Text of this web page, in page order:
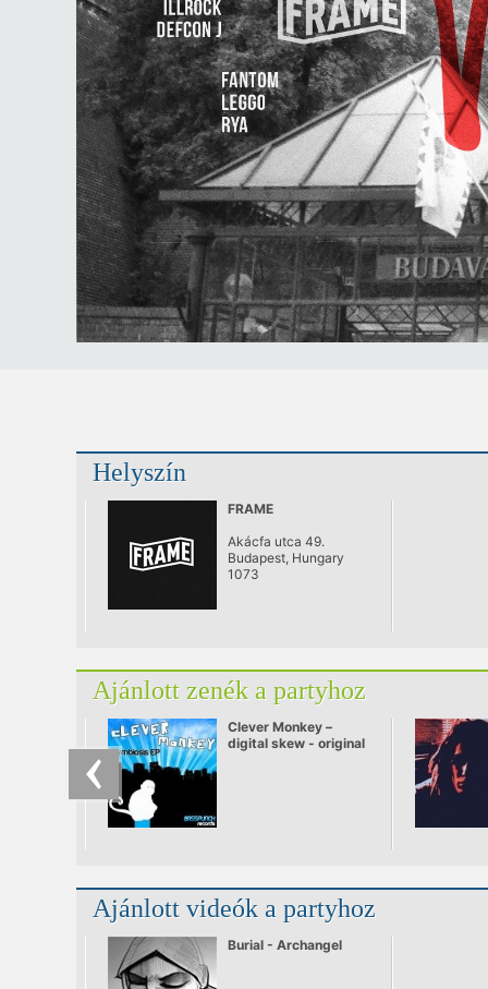
Helyszín
FRAME
Akácfa utca 49.
Budapest, Hungary
1073
Ajánlott zenék a partyhoz
Clever Monkey –
digital skew - original
Ajánlott videók a partyhoz
Burial - Archangel